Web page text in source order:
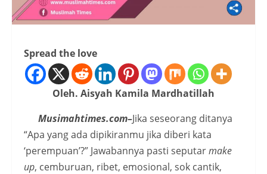
Spread the love
Oleh. Aisyah Kamila Mardhatillah
Musimahtimes.com–Jika seseorang ditanya
“Apa yang ada dipikiranmu jika diberi kata
‘perempuan’?” Jawabannya pasti seputarmake
up, cemburuan, ribet, emosional, sok cantik,